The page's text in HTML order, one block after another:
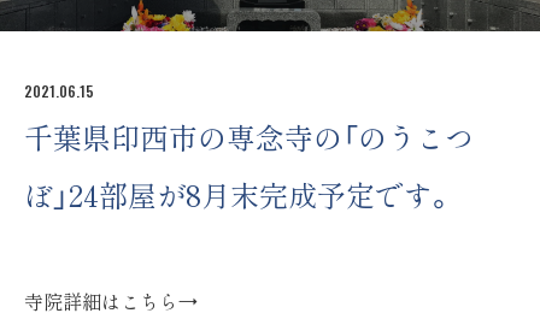
2021.06.15
千葉県印西市の専念寺の「のうこつ
ぼ」24部屋が8月末完成予定です。
寺院詳細はこちら→